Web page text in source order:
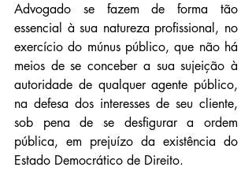
Advogado se fazem de forma tão
essencial à sua natureza profissional, no
exercício do múnus público, que não há
meios de se conceber a sua sujeição à
autoridade de qualquer agente público,
na defesa dos interesses de seu cliente,
sob pena de se desfigurar a ordem
pública, em prejuízo da existência do
Estado Democrático de Direito.